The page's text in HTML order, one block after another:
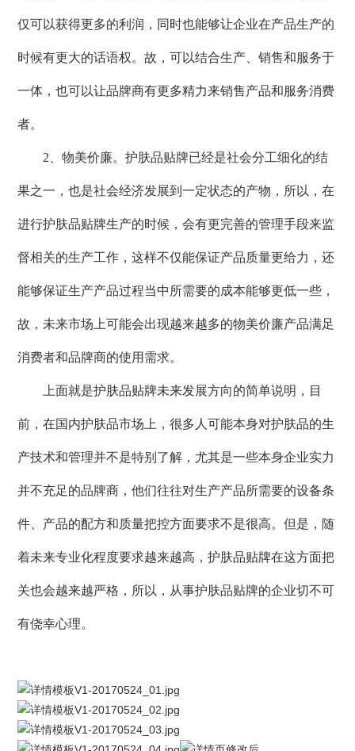
仅可以获得更多的利润，同时也能够让企业在产品生产的
时候有更大的话语权。故，可以结合生产、销售和服务于
一体，也可以让品牌商有更多精力来销售产品和服务消费
者。
2、物美价廉。护肤品贴牌已经是社会分工细化的结
果之一，也是社会经济发展到一定状态的产物，所以，在
进行护肤品贴牌生产的时候，会有更完善的管理手段来监
督相关的生产工作，这样不仅能保证产品质量更给力，还
能够保证生产产品过程当中所需要的成本能够更低一些，
故，未来市场上可能会出现越来越多的物美价廉产品满足
消费者和品牌商的使用需求。
上面就是护肤品贴牌未来发展方向的简单说明，目
前，在国内护肤品市场上，很多人可能本身对护肤品的生
产技术和管理并不是特别了解，尤其是一些本身企业实力
并不充足的品牌商，他们往往对生产产品所需要的设备条
件、产品的配方和质量把控方面要求不是很高。但是，随
着未来专业化程度要求越来越高，护肤品贴牌在这方面把
关也会越来越严格，所以，从事护肤品贴牌的企业切不可
有侥幸心理。